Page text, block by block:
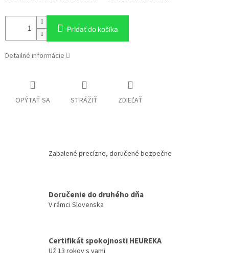
Pridať do košíka
Detailné informácie
OPÝTAŤ SA STRÁŽIŤ ZDIEĽAŤ
Zabalené precízne, doručené bezpečne
Doručenie do druhého dňa
V rámci Slovenska
Certifikát spokojnosti HEUREKA
Už 13 rokov s vami